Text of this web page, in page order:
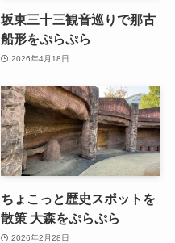
坂東三十三観音巡りで那古
船形をぷらぷら
2026年4月18日
ちょこっと歴史スポットを
散策 大森をぷらぷら
2026年2月28日